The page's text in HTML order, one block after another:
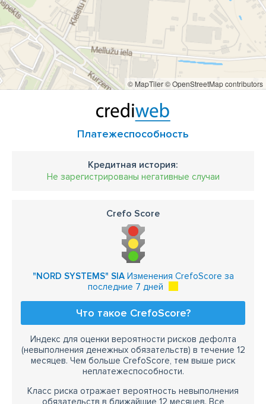
© MapTiler© OpenStreetMap contributors
Платежеспособность
Кредитная история:
Не зарегистрированы негативные случаи
Crefo Score
"NORD SYSTEMS" SIAИзменения CrefoScore за
последние 7 дней
Что такое CrefoScore?
Индекс для оценки вероятности рисков дефолта
(невыполнения денежных обязательств) в течение 12
месяцев. Чем больше CrefoScore, тем выше риск
неплатежеспособности.
Класс риска отражает вероятность невыполнения
обязательств в ближайшие 12 месяцев. Все